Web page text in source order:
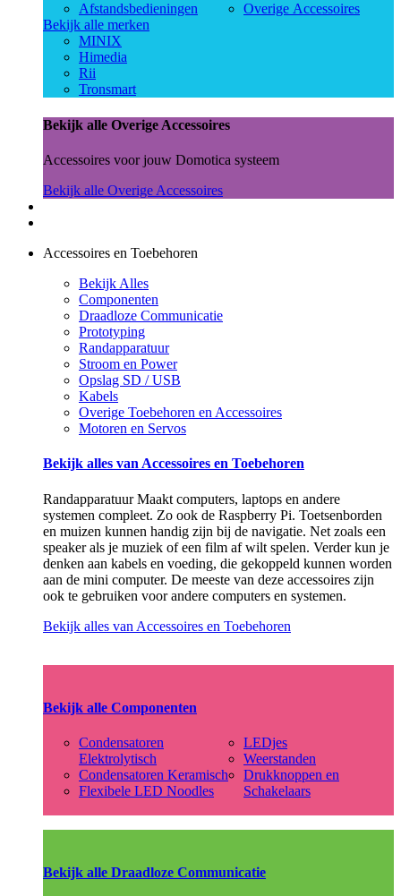
Afstandsbedieningen
Overige Accessoires
Bekijk alle merken
MINIX
Himedia
Rii
Tronsmart
Bekijk alle Overige Accessoires
Accessoires voor jouw Domotica systeem
Bekijk alle Overige Accessoires
Accessoires en Toebehoren
Bekijk Alles
Componenten
Draadloze Communicatie
Prototyping
Randapparatuur
Stroom en Power
Opslag SD / USB
Kabels
Overige Toebehoren en Accessoires
Motoren en Servos
Bekijk alles van Accessoires en Toebehoren
Randapparatuur Maakt computers, laptops en andere
systemen compleet. Zo ook de Raspberry Pi. Toetsenborden
en muizen kunnen handig zijn bij de navigatie. Net zoals een
speaker als je muziek of een film af wilt spelen. Verder kun je
denken aan kabels en voeding, die gekoppeld kunnen worden
aan de mini computer. De meeste van deze accessoires zijn
ook te gebruiken voor andere computers en systemen.
Bekijk alles van Accessoires en Toebehoren
Bekijk alle Componenten
Condensatoren
Elektrolytisch
Condensatoren Keramisch
Flexibele LED Noodles
LEDjes
Weerstanden
Drukknoppen en
Schakelaars
Bekijk alle Draadloze Communicatie